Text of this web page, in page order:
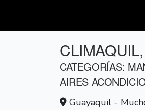
CATEGORÍAS:
AIRES
Guayaquil -